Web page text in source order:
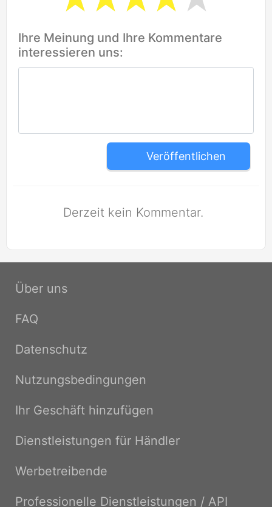
Ihre Meinung und Ihre Kommentare
interessieren uns:
Veröffentlichen
Derzeit kein Kommentar.
Über uns
FAQ
Datenschutz
Nutzungsbedingungen
Ihr Geschäft hinzufügen
Dienstleistungen für Händler
Werbetreibende
Professionelle Dienstleistungen / API